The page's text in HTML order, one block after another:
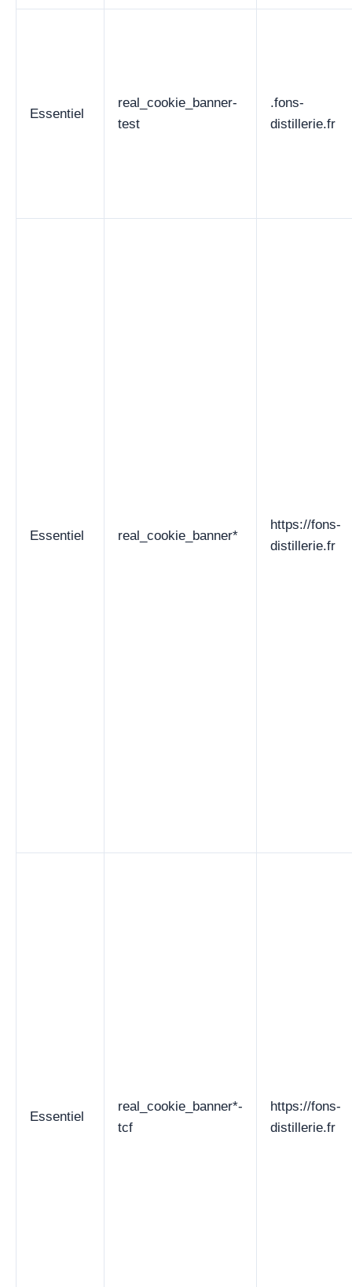
Essentiel
real_cookie_banner-
test
.fons-
distillerie.fr
Essentiel real_cookie_banner*
https://fons-
distillerie.fr
Essentiel
real_cookie_banner*-
tcf
https://fons-
distillerie.fr